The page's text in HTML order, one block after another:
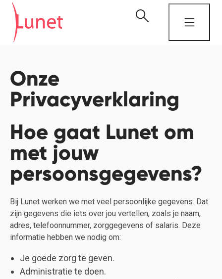
Onze
Privacyverklaring
Hoe gaat Lunet om
met jouw
persoonsgegevens?
Bij Lunet werken we met veel persoonlijke gegevens. Dat
zijn gegevens die iets over jou vertellen, zoals je naam,
adres, telefoonnummer, zorggegevens of salaris. Deze
informatie hebben we nodig om:
Je goede zorg te geven.
Administratie te doen.